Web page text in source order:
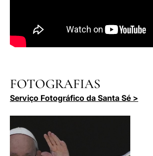
FOTOGRAFIAS
Serviço Fotográfico da Santa Sé >